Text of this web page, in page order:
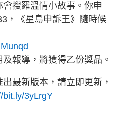
搜羅溫情小故事。你申
，《星島申訴王》隨時候
報導，將獲得乙份獎品。
最新版本，請立即更新，
bit.ly/3yLrgY